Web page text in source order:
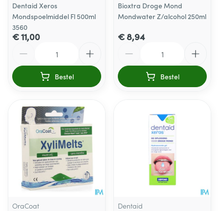
Dentaid Xeros
Mondspoelmiddel Fl 500ml
3560
€ 11,00
Bestel
Bioxtra Droge Mond
Mondwater Z/alcohol 250ml
€ 8,94
Bestel
OraCoat
Dentaid